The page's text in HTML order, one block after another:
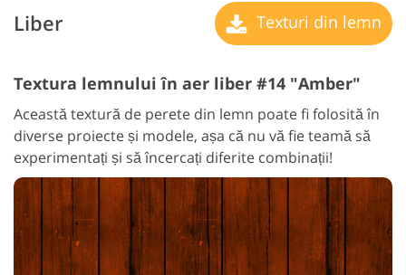
Liber Texturi din lemn
Textura lemnului în aer liber #14 "Amber"
Această textură de perete din lemn poate fi folosită în
diverse proiecte și modele, așa că nu vă fie teamă să
experimentați și să încercați diferite combinații!